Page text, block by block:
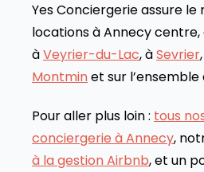
Yes Conciergerie assure le
locations à Annecy centre,
àVeyrier-du-Lac, àSevrier
Montminet sur
Pour aller plus loin : tous
conciergerie à Annecy,
à la gestion Airbnb, et un